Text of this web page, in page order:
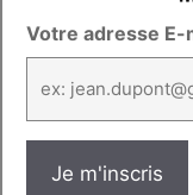
Votre adresse E-